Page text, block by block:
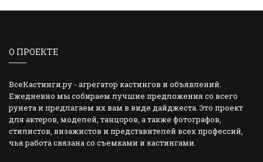
О ПРОЕКТЕ
ВсеКастинги.ру - агрегатор кастингов и объявлений.
Ежедневно мы собираем лучшие предложения со всего
рунета и предлагаем их вам в виде дайджеста. Это проект
для актеров, моделей, танцоров, а также фотографов,
стилистов, визажистов и представителей всех профессий,
чья работа связана со съемками и кастингами.